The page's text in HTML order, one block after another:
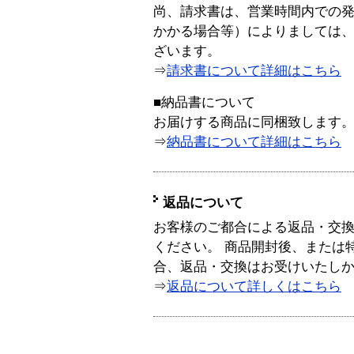
尚、請求書は、営業時間内での
かかる場合等）によりましては
ざいます。
⇒請求書について詳細はこちら
■納品書について
お届けする商品に同梱致します。
⇒納品書について詳細はこちら
返品について
お客様のご都合による返品・交
ください。 商品開封後、または
合、返品・交換はお受けいたし
⇒返品について詳しくはこちら